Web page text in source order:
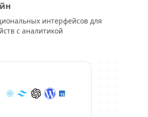
интерфейсов для
с аналитикой